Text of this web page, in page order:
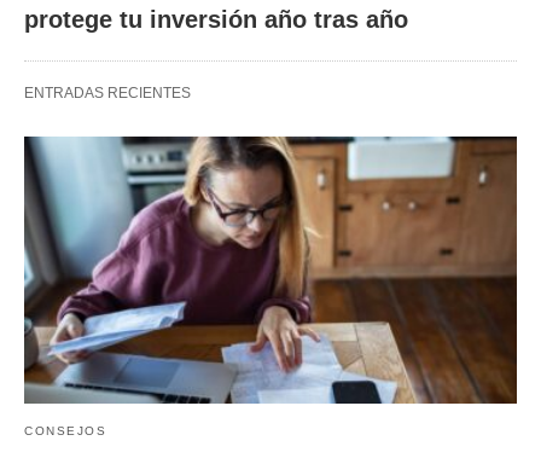
protege tu inversión año tras año
ENTRADAS RECIENTES
CONSEJOS